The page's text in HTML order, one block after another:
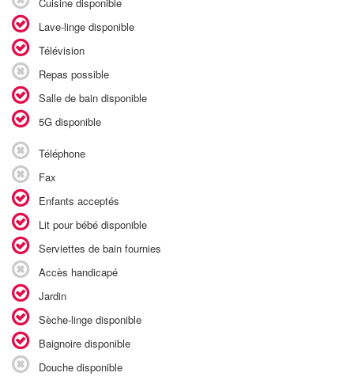
Lave-linge disponible
Télévision
Repas possible
Salle de bain disponible
5G disponible
Téléphone
Fax
Enfants acceptés
Lit pour bébé disponible
Serviettes de bain fournies
Accès handicapé
Jardin
Sèche-linge disponible
Baignoire disponible
Douche disponible